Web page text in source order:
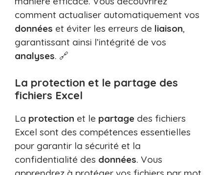
comment actualiser automatiquement vos
données et éviter les erreurs de liaison,
garantissant ainsi l’intégrité de vos
analyses. 🔗
La protection et le partage des
fichiers Excel
La protection et le partage des fichiers
Excel sont des compétences essentielles
pour garantir la sécurité et la
confidentialité des données. Vous